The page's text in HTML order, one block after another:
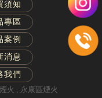
須知
專區
案例
消息
我們
火 永康區煙火